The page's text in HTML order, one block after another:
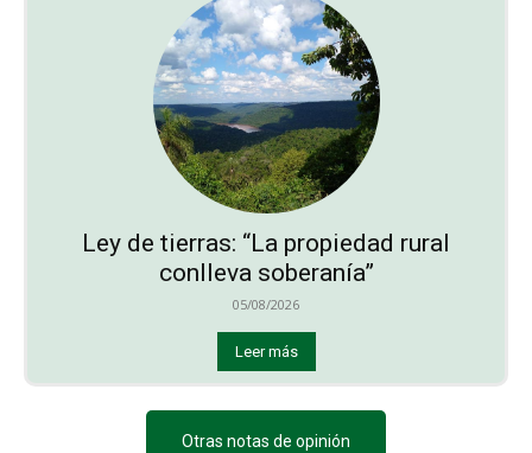
Ley de tierras: “La propiedad rural
conlleva soberanía”
05/08/2026
Leer más
Otras notas de opinión